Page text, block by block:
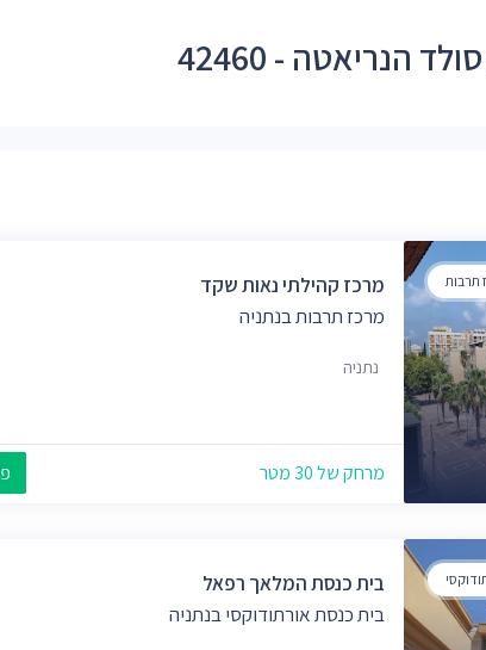
הנריאטה - 42460
תרבות
מרכז קהילתי נאות שקד
מרכז תרבות בנתניה
נתניה
מרחק של 30 מטר
בית כנסת המלאך רפאל
בית כנסת אורתודוקסי בנתניה